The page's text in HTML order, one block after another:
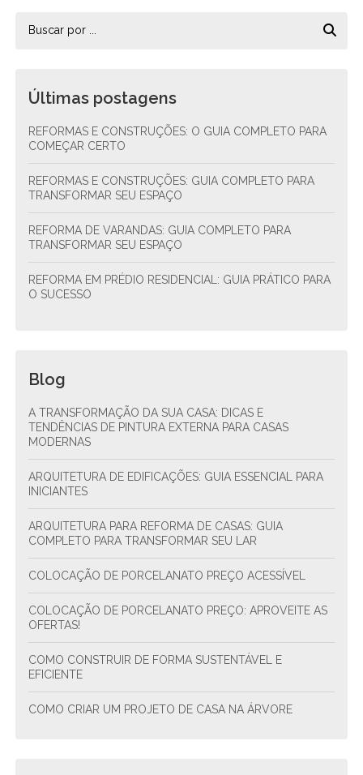
Últimas postagens
REFORMAS E CONSTRUÇÕES: O GUIA COMPLETO PARA
COMEÇAR CERTO
REFORMAS E CONSTRUÇÕES: GUIA COMPLETO PARA
TRANSFORMAR SEU ESPAÇO
REFORMA DE VARANDAS: GUIA COMPLETO PARA
TRANSFORMAR SEU ESPAÇO
REFORMA EM PRÉDIO RESIDENCIAL: GUIA PRÁTICO PARA
O SUCESSO
Blog
A TRANSFORMAÇÃO DA SUA CASA: DICAS E
TENDÊNCIAS DE PINTURA EXTERNA PARA CASAS
MODERNAS
ARQUITETURA DE EDIFICAÇÕES: GUIA ESSENCIAL PARA
INICIANTES
ARQUITETURA PARA REFORMA DE CASAS: GUIA
COMPLETO PARA TRANSFORMAR SEU LAR
COLOCAÇÃO DE PORCELANATO PREÇO ACESSÍVEL
COLOCAÇÃO DE PORCELANATO PREÇO: APROVEITE AS
OFERTAS!
COMO CONSTRUIR DE FORMA SUSTENTÁVEL E
EFICIENTE
COMO CRIAR UM PROJETO DE CASA NA ÁRVORE